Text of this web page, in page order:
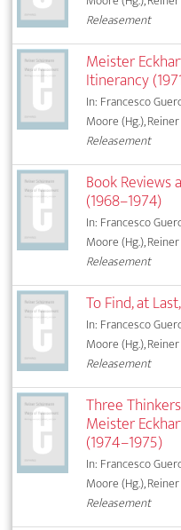
Releasement
Meister
Itinerancy
In: Francesco
Moore (Hg.),
Releasement
Book Reviews
(1968–1974)
In: Francesco
Moore (Hg.),
Releasement
To Find, at
In: Francesco
Moore (Hg.),
Releasement
Three
Meister
(1974–1975)
In: Francesco
Moore (Hg.),
Releasement